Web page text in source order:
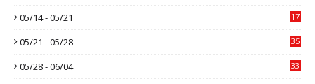
05/14 - 05/21 17
05/21 - 05/28 35
05/28 - 06/04 33